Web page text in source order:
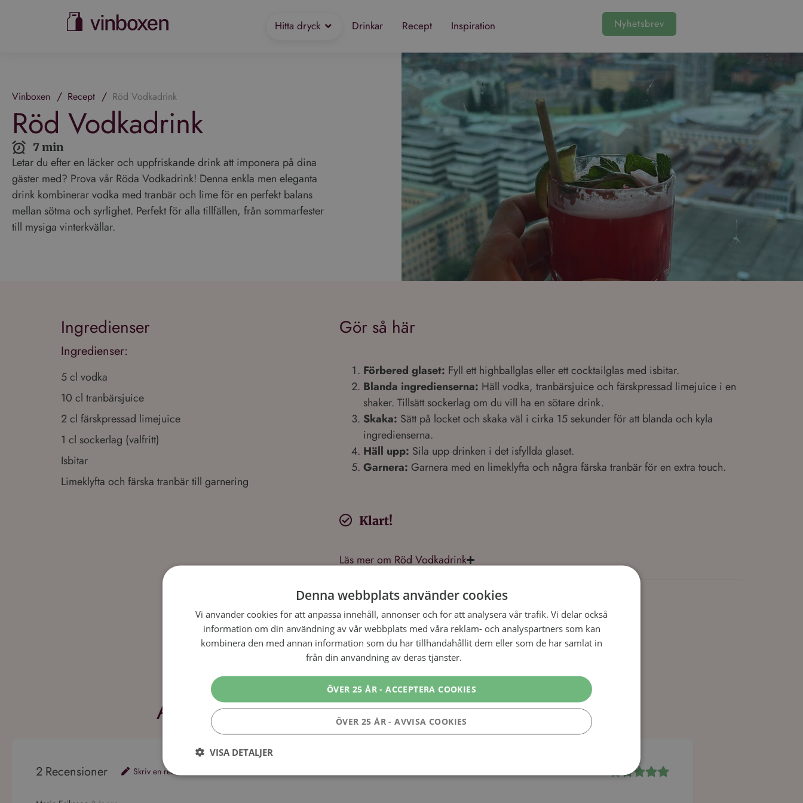
Hitta dryck Drinkar Recept Inspiration Nyhetsbrev
Vinboxen / Recept / Röd Vodkadrink
Röd Vodkadrink
7 min
Letar du efter en läcker och uppfriskande drink att imponera på dina
gäster med? Prova vår Röda Vodkadrink! Denna enkla men eleganta
drink kombinerar vodka med tranbär och lime för en perfekt balans
mellan sötma och syrlighet. Perfekt för alla tillfällen, från sommarfester
till mysiga vinterkvällar.
Ingredienser
Ingredienser:
5 cl vodka
10 cl tranbärsjuice
2 cl färskpressad limejuice
1 cl sockerlag (valfritt)
Isbitar
Limeklyfta och färska tranbär till garnering
Gör så här
Förbered glaset: Fyll ett highballglas eller ett cocktailglas med isbitar.
Blanda ingredienserna: Häll vodka, tranbärsjuice och färskpressad limejuice i en
shaker. Tillsätt sockerlag om du vill ha en sötare drink.
Skaka: Sätt på locket och skaka väl i cirka 15 sekunder för att blanda och kyla
ingredienserna.
Häll upp: Sila upp drinken i det isfyllda glaset.
Garnera: Garnera med en limeklyfta och några färska tranbär för en extra touch.
Klart!
Läs mer om Röd Vodkadrink
Dela detta recept
Facebook Twitter E-post Skriv ut
Användarrecensioner av Röd Vodkadrink
2 Recensioner Skriv en recension
Denna webbplats använder cookies
Vi använder cookies för att anpassa innehåll, annonser och för att analysera vår trafik. Vi delar också
information om din användning av vår webbplats med våra reklam- och analyspartners som kan
kombinera den med annan information som du har tillhandahållit dem eller som de har samlat in
från din användning av deras tjänster.
ÖVER 25 ÅR - ACCEPTERA COOKIES
ÖVER 25 ÅR - AVVISA COOKIES
VISA DETALJER